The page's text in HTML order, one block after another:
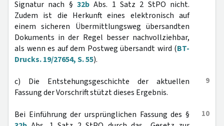
Signatur nach § 32b Abs. 1 Satz 2 StPO nicht.
Zudem ist die Herkunft eines elektronisch auf
einem sicheren Übermittlungsweg übersandten
Dokuments in der Regel besser nachvollziehbar,
als wenn es auf dem Postweg übersandt wird (BT-
Drucks. 19/27654, S. 55).
9
c) Die Entstehungsgeschichte der aktuellen
Fassung der Vorschrift stützt dieses Ergebnis.
10
Bei Einführung der ursprünglichen Fassung des §